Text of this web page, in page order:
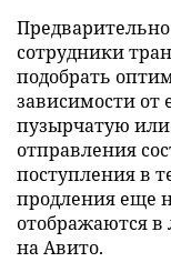
сотрудники
подобрать
зависимости от
пузырчатую
отправления
поступления в
продления еще
отображаются в
на Авито.